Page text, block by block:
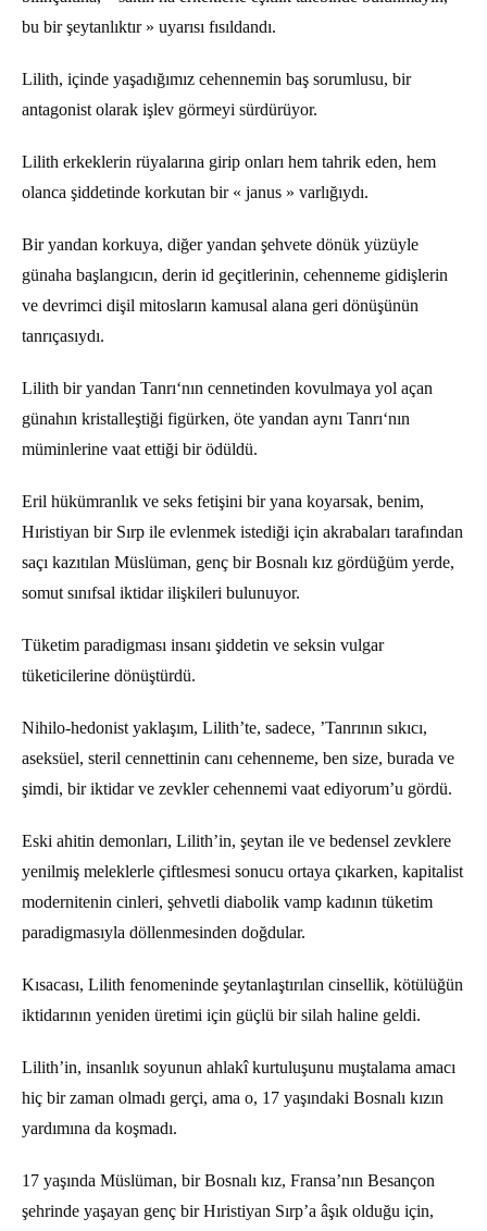
bu bir şeytanlıktır » uyarısı fısıldandı.
Lilith, içinde yaşadığımız cehennemin baş sorumlusu, bir
antagonist olarak işlev görmeyi sürdürüyor.
Lilith erkeklerin rüyalarına girip onları hem tahrik eden, hem
olanca şiddetinde korkutan bir « janus » varlığıydı.
Bir yandan korkuya, diğer yandan şehvete dönük yüzüyle
günaha başlangıcın, derin id geçitlerinin, cehenneme gidişlerin
ve devrimci dişil mitosların kamusal alana geri dönüşünün
tanrıçasıydı.
Lilith bir yandan Tanrı‘nın cennetinden kovulmaya yol açan
günahın kristalleştiği figürken, öte yandan aynı Tanrı‘nın
müminlerine vaat ettiği bir ödüldü.
Eril hükümranlık ve seks fetişini bir yana koyarsak, benim,
Hıristiyan bir Sırp ile evlenmek istediği için akrabaları tarafından
saçı kazıtılan Müslüman, genç bir Bosnalı kız gördüğüm yerde,
somut sınıfsal iktidar ilişkileri bulunuyor.
Tüketim paradigması insanı şiddetin ve seksin vulgar
tüketicilerine dönüştürdü.
Nihilo-hedonist yaklaşım, Lilith’te, sadece, ’Tanrının sıkıcı,
aseksüel, steril cennettinin canı cehenneme, ben size, burada ve
şimdi, bir iktidar ve zevkler cehennemi vaat ediyorum’u gördü.
Eski ahitin demonları, Lilith’in, şeytan ile ve bedensel zevklere
yenilmiş meleklerle çiftlesmesi sonucu ortaya çıkarken, kapitalist
modernitenin cinleri, şehvetli diabolik vamp kadının tüketim
paradigmasıyla döllenmesinden doğdular.
Kısacası, Lilith fenomeninde şeytanlaştırılan cinsellik, kötülüğün
iktidarının yeniden üretimi için güçlü bir silah haline geldi.
Lilith’in, insanlık soyunun ahlakî kurtuluşunu muştalama amacı
hiç bir zaman olmadı gerçi, ama o, 17 yaşındaki Bosnalı kızın
yardımına da koşmadı.
17 yaşında Müslüman, bir Bosnalı kız, Fransa’nın Besançon
şehrinde yaşayan genç bir Hıristiyan Sırp’a âşık olduğu için,